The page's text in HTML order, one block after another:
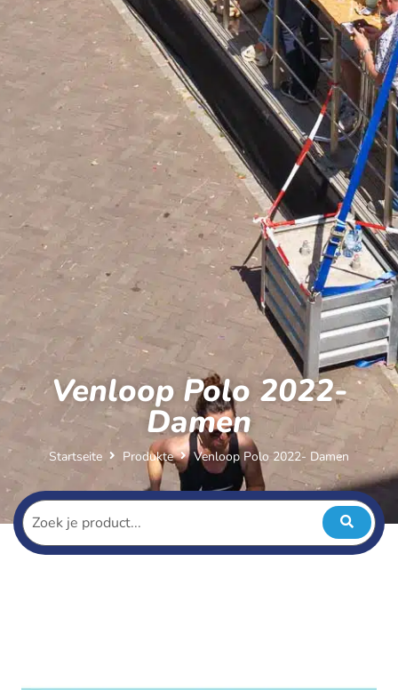
Venloop Polo 2022-
Damen
Startseite Produkte Venloop Polo 2022- Damen